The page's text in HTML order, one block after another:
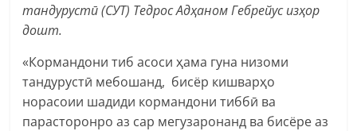
тандурустӣ (СУТ) Тедрос Адҳаном Гебрейус изҳор
дошт.
«Кормандони тиб асоси ҳама гуна низоми
тандурустӣ мебошанд, бисёр кишварҳо
норасоии шадиди кормандони тиббӣ ва
парасторонро аз сар мегузаронанд ва бисёре аз